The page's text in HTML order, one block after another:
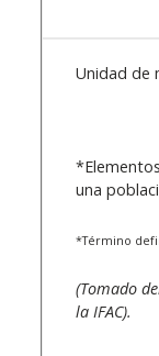
Unidad de
una
*Término
(Tomado
la IFAC).